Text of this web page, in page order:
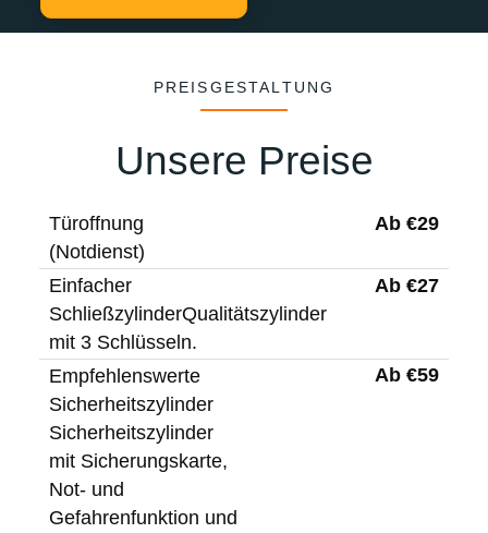
PREISGESTALTUNG
Unsere Preise
Türoffnung
(Notdienst)
Ab €29
Einfacher
SchließzylinderQualitätszylinder
mit 3 Schlüsseln.
Ab €27
Empfehlenswerte
Sicherheitszylinder
Sicherheitszylinder
mit Sicherungskarte,
Not- und
Gefahrenfunktion und
Ab €59